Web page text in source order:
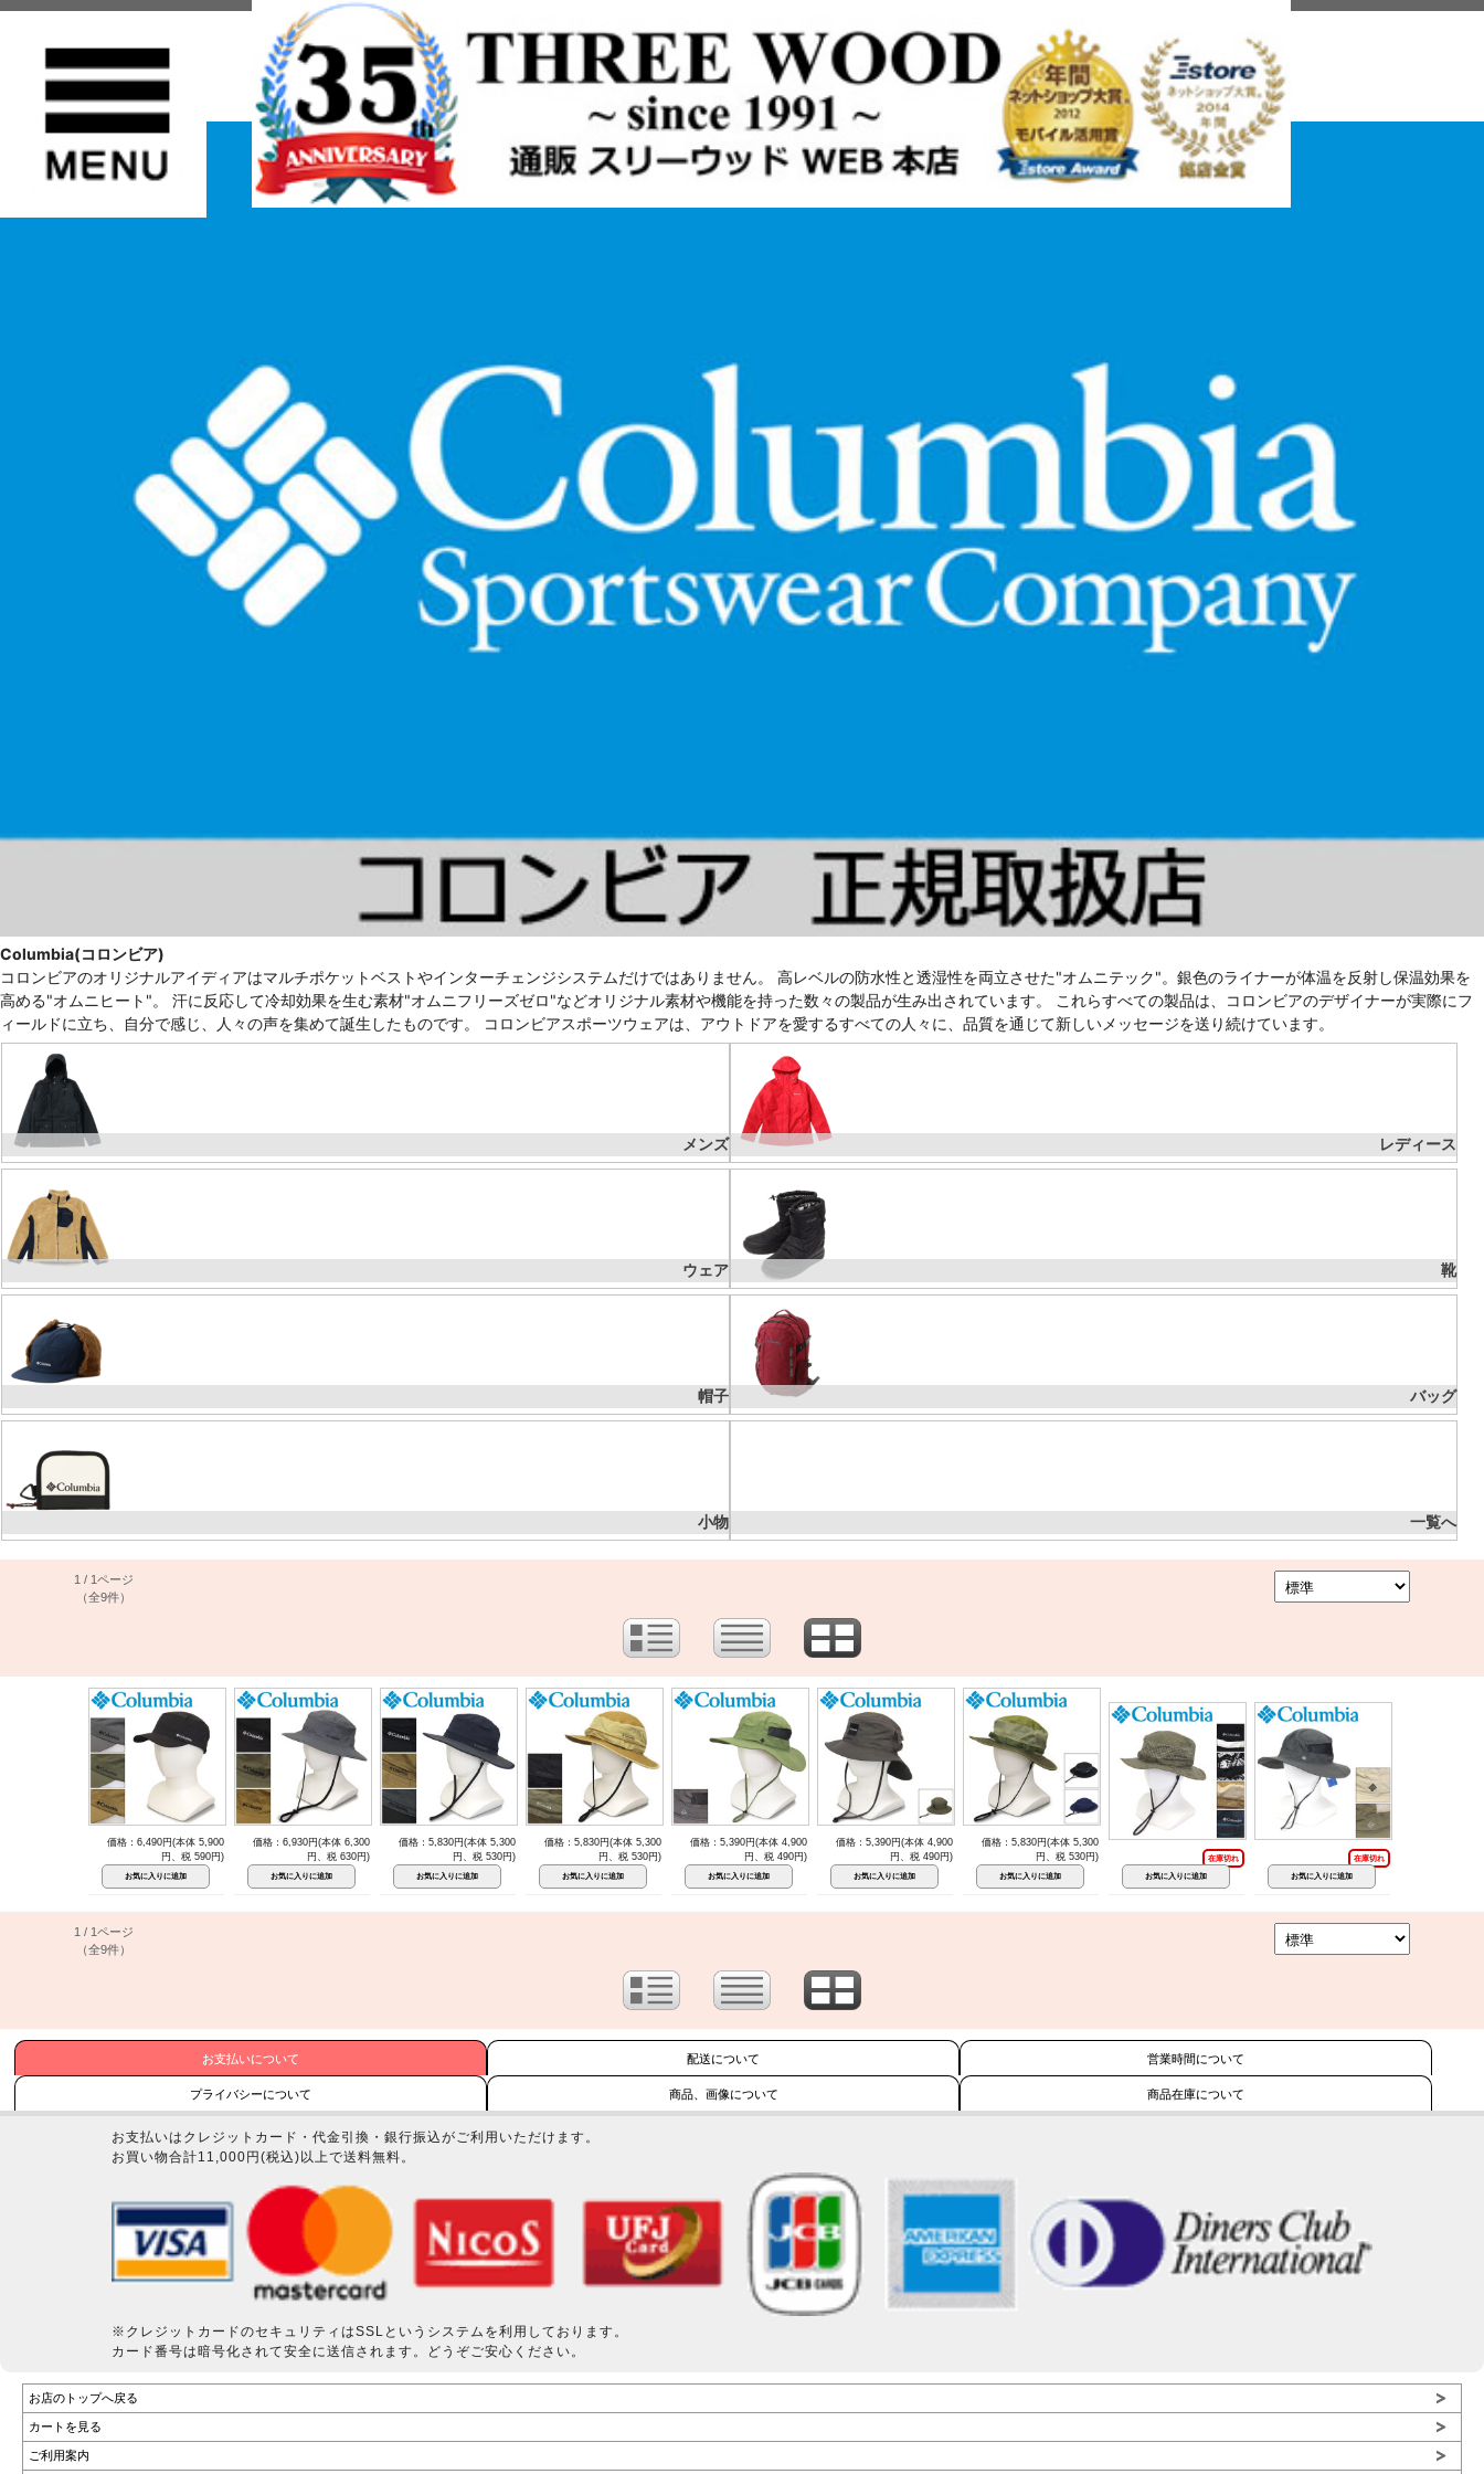
Columbia(コロンビア)
コロンビアのオリジナルアイディアはマルチポケットベストやインターチェンジシステムだけではありません。 高レベルの防水性と透湿性を両立させた"オムニテック"。銀色のライナーが体温を反射し保温効果を
高める"オムニヒート"。 汗に反応して冷却効果を生む素材"オムニフリーズゼロ"などオリジナル素材や機能を持った数々の製品が生み出されています。 これらすべての製品は、コロンビアのデザイナーが実際にフ
ィールドに立ち、自分で感じ、人々の声を集めて誕生したものです。 コロンビアスポーツウェアは、アウトドアを愛するすべての人々に、品質を通じて新しいメッセージを送り続けています。
メンズ レディース
ウェア 靴
帽子 バッグ
小物 一覧へ
1 / 1ページ
（全9件）
価格：6,490円(本体 5,900
円、税 590円)
価格：6,930円(本体 6,300
円、税 630円)
価格：5,830円(本体 5,300
円、税 530円)
価格：5,830円(本体 5,300
円、税 530円)
価格：5,390円(本体 4,900
円、税 490円)
価格：5,390円(本体 4,900
円、税 490円)
価格：5,830円(本体 5,300
円、税 530円)
在庫切れ 在庫切れ
1 / 1ページ
（全9件）
お支払いについて 配送について 営業時間について
プライバシーについて 商品、画像について 商品在庫について
お支払いはクレジットカード・代金引換・銀行振込がご利用いただけます。
お買い物合計11,000円(税込)以上で送料無料。
※クレジットカードのセキュリティはSSLというシステムを利用しております。
カード番号は暗号化されて安全に送信されます。どうぞご安心ください。
お店のトップへ戻る
カートを見る
ご利用案内